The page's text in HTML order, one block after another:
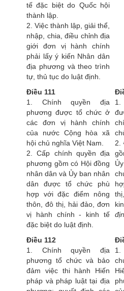
tế đặc biệt do Quốc hội
thành lập.
2. Việc thành lập, giải thể,
nhập, chia, điều chỉnh địa
giới đơn vị hành chính
phải lấy ý kiến Nhân dân
địa phương và theo trình
tự, thủ tục do luật định.
Điều 111
1. Chính quyền địa
phương được tổ chức ở
các đơn vị hành chính
của nước Cộng hòa xã
hội chủ nghĩa Việt Nam.
2. Cấp chính quyền địa
phương gồm có Hội đồng
nhân dân và Ủy ban nhân
dân được tổ chức phù
hợp với đặc điểm nông
thôn, đô thị, hải đảo, đơn
vị hành chính - kinh tế
đặc biệt do luật định.
1.
2.
Điều 112
1. Chính quyền địa
phương tổ chức và bảo
đảm việc thi hành Hiến
pháp và pháp luật tại địa
1.